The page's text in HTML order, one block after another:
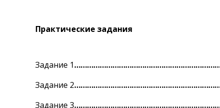
Практические задания
Задание 1
Задание 2
Задание 3